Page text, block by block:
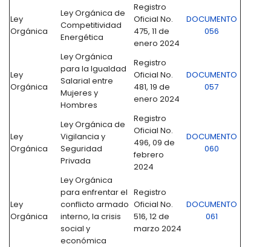
Ley
Orgánica
Ley Orgánica de
Competitividad
Energética
Registro
Oficial No.
475, 11 de
enero 2024
DOCUMENTO
056
Ley
Orgánica
Ley Orgánica
para la Igualdad
Salarial entre
Mujeres y
Hombres
Registro
Oficial No.
481, 19 de
enero 2024
DOCUMENTO
057
Ley
Orgánica
Ley Orgánica de
Vigilancia y
Seguridad
Privada
Registro
Oficial No.
496, 09 de
febrero
2024
DOCUMENTO
060
Ley
Orgánica
Ley Orgánica
para enfrentar el
conflicto armado
interno, la crisis
social y
económica
Registro
Oficial No.
516, 12 de
marzo 2024
DOCUMENTO
061